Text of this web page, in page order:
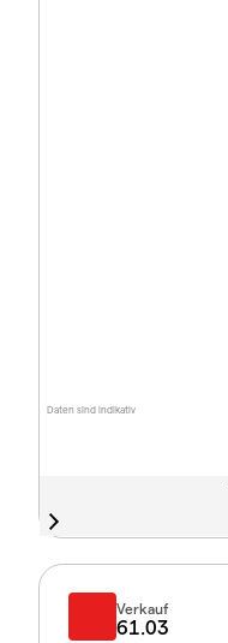
Daten sind indikativ
Verkauf
61.03